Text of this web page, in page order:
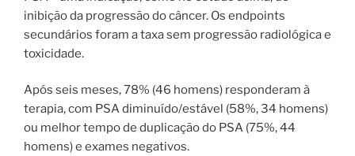
inibição da progressão do câncer. Os endpoints
secundários foram a taxa sem progressão radiológica e
toxicidade.
Após seis meses, 78% (46 homens) responderam à
terapia, com PSA diminuído/estável (58%, 34 homens)
ou melhor tempo de duplicação do PSA (75%, 44
homens) e exames negativos.